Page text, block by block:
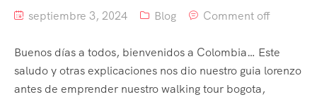
septiembre 3, 2024 Blog Comment off
Buenos días a todos, bienvenidos a Colombia… Este
saludo y otras explicaciones nos dio nuestro guia lorenzo
antes de emprender nuestro walking tour bogota,